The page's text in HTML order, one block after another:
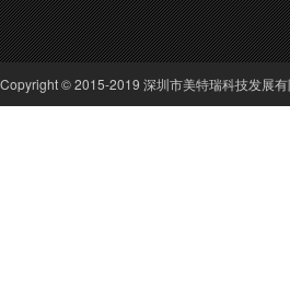
Copyright © 2015-2019 深圳市美特瑞科技发展